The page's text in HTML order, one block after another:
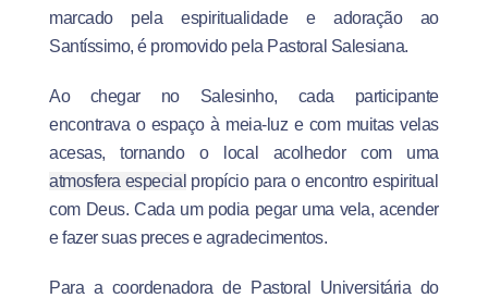
marcado pela espiritualidade e adoração ao
Santíssimo, é promovido pela Pastoral Salesiana.
Ao chegar no Salesinho, cada participante
encontrava o espaço à meia-luz e com muitas velas
acesas, tornando o local acolhedor com uma
atmosfera especial propício para o encontro espiritual
com Deus. Cada um podia pegar uma vela, acender
e fazer suas preces e agradecimentos.
Para a coordenadora de Pastoral Universitária do